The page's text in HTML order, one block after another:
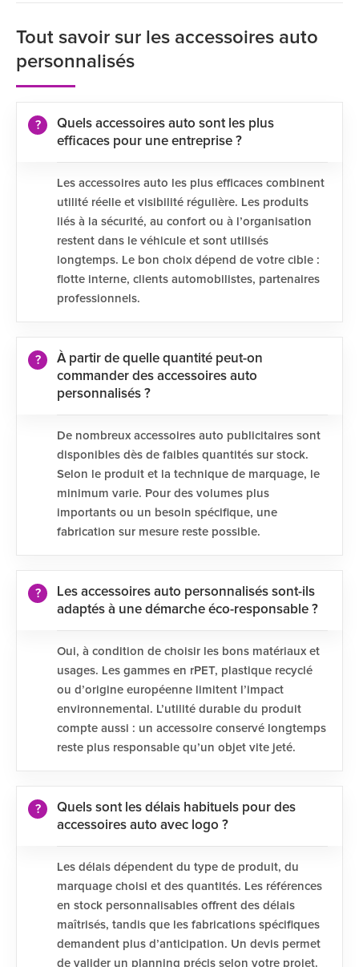
Tout savoir sur les accessoires auto
personnalisés
Quels accessoires auto sont les plus
efficaces pour une entreprise ?
Les accessoires auto les plus efficaces combinent
utilité réelle et visibilité régulière. Les produits
liés à la sécurité, au confort ou à l’organisation
restent dans le véhicule et sont utilisés
longtemps. Le bon choix dépend de votre cible :
flotte interne, clients automobilistes, partenaires
professionnels.
À partir de quelle quantité peut-on
commander des accessoires auto
personnalisés ?
De nombreux accessoires auto publicitaires sont
disponibles dès de faibles quantités sur stock.
Selon le produit et la technique de marquage, le
minimum varie. Pour des volumes plus
importants ou un besoin spécifique, une
fabrication sur mesure reste possible.
Les accessoires auto personnalisés sont-ils
adaptés à une démarche éco-responsable ?
Oui, à condition de choisir les bons matériaux et
usages. Les gammes en rPET, plastique recyclé
ou d’origine européenne limitent l’impact
environnemental. L’utilité durable du produit
compte aussi : un accessoire conservé longtemps
reste plus responsable qu’un objet vite jeté.
Quels sont les délais habituels pour des
accessoires auto avec logo ?
Les délais dépendent du type de produit, du
marquage choisi et des quantités. Les références
en stock personnalisables offrent des délais
maîtrisés, tandis que les fabrications spécifiques
demandent plus d’anticipation. Un devis permet
de valider un planning précis selon votre projet.